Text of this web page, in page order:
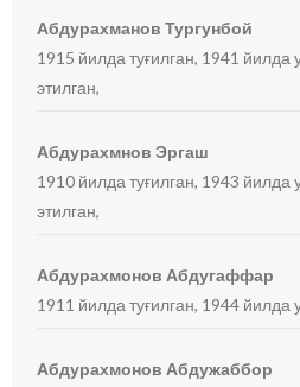
Абдурахманов Тургунбой
1915 йилда туғилган, 1941
этилган,
Абдурахмнов Эргаш
1910 йилда туғилган, 1943
этилган,
Абдурахмонов Абдугаффар
1911 йилда туғилган, 1944
Абдурахмонов Абдужаббор